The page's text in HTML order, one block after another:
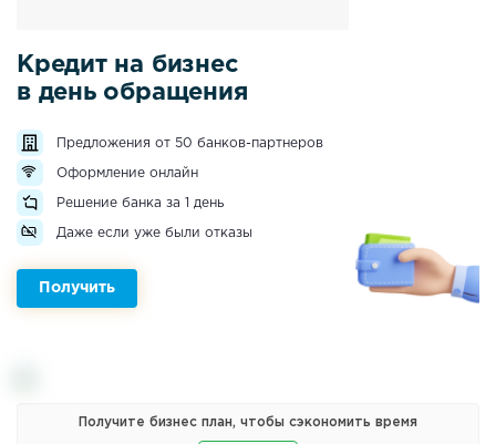
Кредит на бизнес
в день обращения
Предложения от 50 банков-партнеров
Оформление онлайн
Решение банка за 1 день
Даже если уже были отказы
Получить
Получите бизнес план, чтобы сэкономить время